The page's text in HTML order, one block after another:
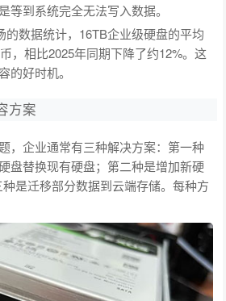
等到系统完全无法写入数据。
的数据统计，16TB企业级硬盘的平均
，相比2025年同期下降了约12%。这
的好时机。
方案
，企业通常有三种解决方案：第一种
盘替换现有硬盘；第二种是增加新硬
是迁移部分数据到云端存储。每种方